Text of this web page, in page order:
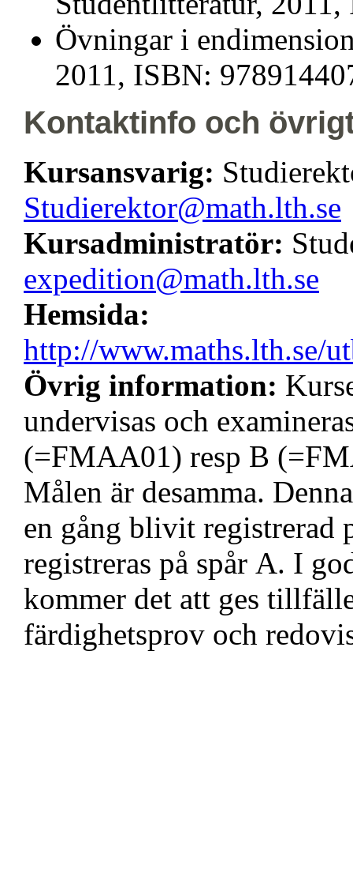
Övningar i
2011, ISBN:
Kontaktinfo och
Kursansvarig:
Studierektor@math.lth.se
Kursadministratör:
expedition@math.lth.se
Hemsida:
http://www.maths.lth.se/
Övrig information:
undervisas och
(=FMAA01) resp B
Målen är desamma.
en gång blivit registrerad
registreras på spår A. I
kommer det att ges
färdighetsprov och